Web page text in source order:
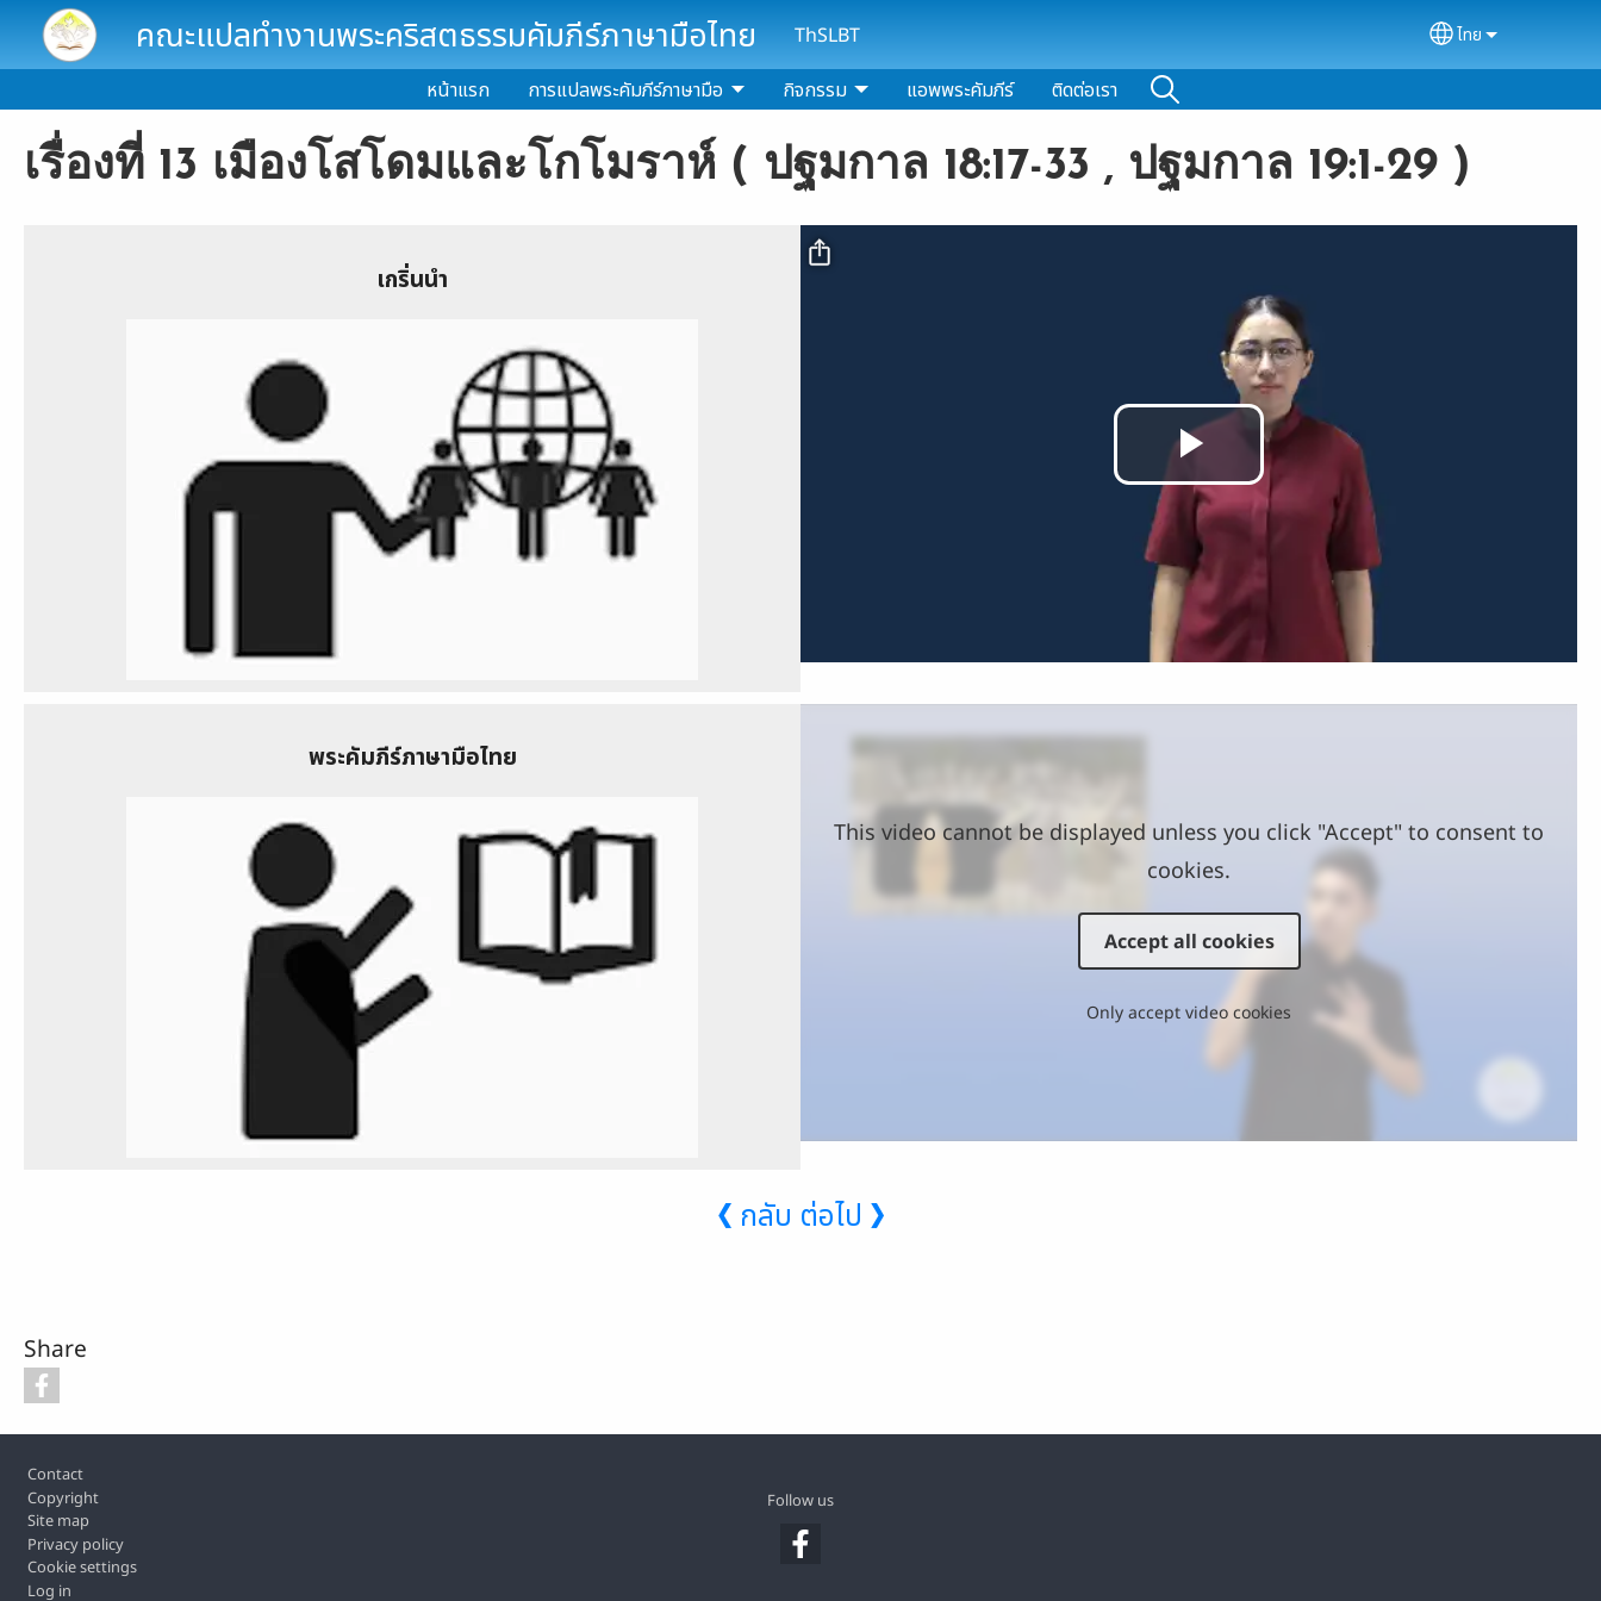
Skip to main contentคณะแปลทำงานพระคริสตธรรมคัมภีร์ภาษามือไทย ThSLBT Select your
ไทย
หน้าแรก การแปลพระคัมภีร์ภาษามือ กิจกรรม แอพพระคัมภีร์ ติดต่อเรา
เรื่องที่ 13 เมืองโสโดมและโกโมราห์ ( ปฐมกาล 18:17-33 , ปฐมกาล 19:1-29 )
เกริ่นนำ
Video file
Play
Video
พระคัมภีร์ภาษามือไทย
This video cannot be displayed unless you click "Accept" to consent to
cookies.
Accept all cookies
Only accept video cookies
❮ กลับ ต่อไป ❯
Share
Contact
Copyright
Site map
Privacy policy
Cookie settings
Log in
Follow us